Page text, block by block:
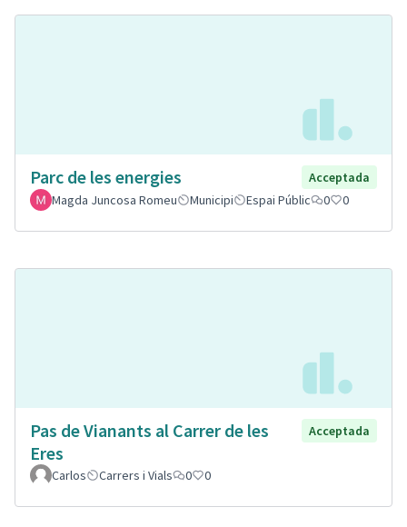
Parc de les energies
Acceptada
Magda Juncosa Romeu
Municipi Espai Públic 0 0
Pas de Vianants al Carrer de les
Eres
Acceptada
Carlos Carrers i Vials 0 0